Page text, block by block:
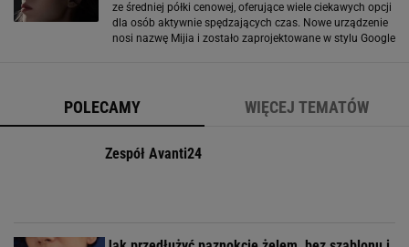
ze średniej półki cenowej, oferujące wiele ciekawych opcji
dla osób aktywnie spędzających czas. Nowe urządzenie
nosi nazwę Mijia i zostało zaprojektowane w stylu Google
POLECAMY WIĘCEJ TEMATÓW
Zespół Avanti24